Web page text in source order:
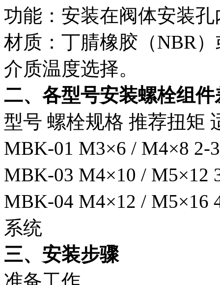
功能：安装在阀体安装
材质：丁腈橡胶（NBR
介质温度选择。
二、各型号安装螺栓组件
型号 螺栓规格 推荐扭矩
MBK-01 M3×6 / M4×8 2-
MBK-03 M4×10 / M5×12
MBK-04 M4×12 / M5×16
系统
三、安装步骤
准备工作